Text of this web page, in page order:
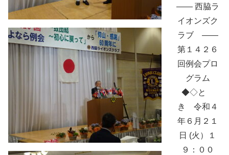
―― 西脇ラ
イオンズク
ラブ ――
第１４２６
回例会プロ
グラム
◆◇と
き 令和４
年６月２１
日 (火）１
９：００